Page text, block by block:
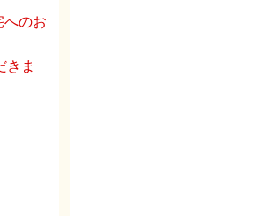
のお
きま